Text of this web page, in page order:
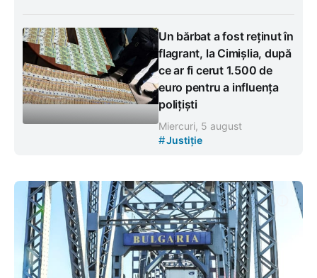
Un bărbat a fost reținut în
flagrant, la Cimișlia, după
ce ar fi cerut 1.500 de
euro pentru a influența
polițiști
Miercuri, 5 august
#Justiție